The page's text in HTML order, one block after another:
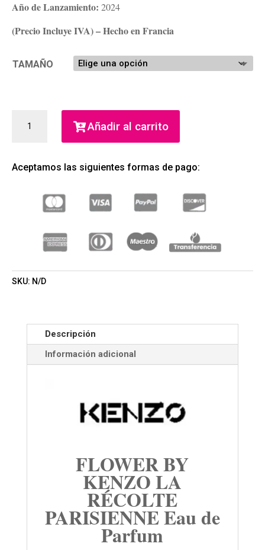
Año de Lanzamiento: 2024
(Precio Incluye IVA) – Hecho en Francia
TAMAÑO
RÉCOLTE
(KENZO)
(MUJER)
Añadir al carrito
Aceptamos las siguientes formas de pago:
SKU: N/D
Descripción
Información adicional
FLOWER BY
KENZO LA
RÉCOLTE
PARISIENNE Eau de
Parfum